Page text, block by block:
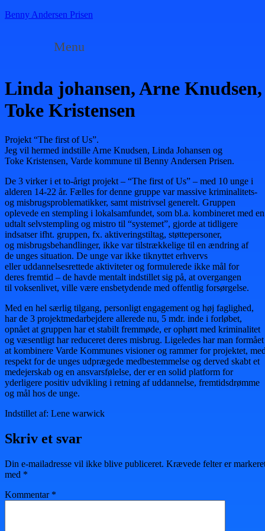
Benny Andersen Prisen
Menu
Linda johansen, Arne Knudsen,
Toke Kristensen
Projekt “The first of Us”.
Jeg vil hermed indstille Arne Knudsen, Linda Johansen og
Toke Kristensen, Varde kommune til Benny Andersen Prisen.
De 3 virker i et to-årigt projekt – “The first of Us” – med 10 unge i
alderen 14-22 år. Fælles for denne gruppe var massive kriminalitets-
og misbrugsproblematikker, samt mistrivsel generelt. Gruppen
oplevede en stempling i lokalsamfundet, som bl.a. kombineret med en
udtalt selvstempling og mistro til “systemet”, gjorde at tidligere
indsatser ifht. gruppen, fx. aktiveringstiltag, støttepersoner,
og misbrugsbehandlinger, ikke var tilstrækkelige til en ændring af
de unges situation. De unge var ikke tiknyttet erhvervs
eller uddannelsesrettede aktiviteter og formulerede ikke mål for
deres fremtid – de havde mentalt indstillet sig på, at overgangen
til voksenlivet, ville være ensbetydende med offentlig forsørgelse.
Med en hel særlig tilgang, personligt engagement og høj faglighed,
har de 3 projektmedarbejdere allerede nu, 5 mdr. inde i forløbet,
opnået at gruppen har et stabilt fremmøde, er ophørt med kriminalitet
og væsentligt har reduceret deres misbrug. Ligeledes har man formået
at kombinere Varde Kommunes visioner og rammer for projektet,
respekt for de unges udprægede medbestemmelse og derved skabt et
medejerskab og en ansvarsfølelse, der er en solid platform for
yderligere positiv udvikling i retning af uddannelse, fremtidsdrømme
og mål hos de unge.
Indstillet af: Lene warwick
Skriv et svar
Din e-mailadresse vil ikke blive publiceret. Krævede felter er
med *
Kommentar *